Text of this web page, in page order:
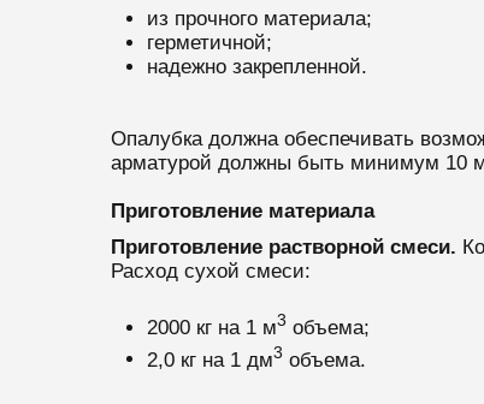
из прочного материала;
герметичной;
надежно закрепленной.
Опалубка должна обеспечивать
арматурой должны быть минимум 10
Приготовление материала
Приготовление растворной смеси.
Расход сухой смеси:
2000 кг на 1 м3 объема;
2,0 кг на 1 дм3 объема.